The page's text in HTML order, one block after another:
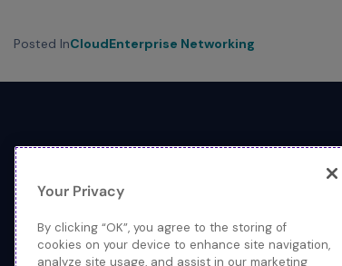
Posted InCloudEnterprise Networking
Your Privacy
By clicking “OK”, you agree to the storing of
cookies on your device to enhance site navigation,
analyze site usage, and assist in our marketing